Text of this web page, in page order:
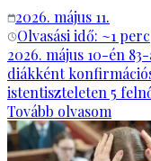
2026. május 11.
Olvasási idő: ~1 perc
2026. május 10-én
diákként
istentiszteleten 5
Tovább olvasom